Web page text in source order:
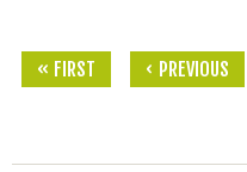
P
« FIRST ‹ PREVIOUS